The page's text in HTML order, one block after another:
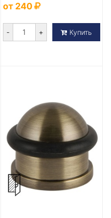
от 240
- + Купить